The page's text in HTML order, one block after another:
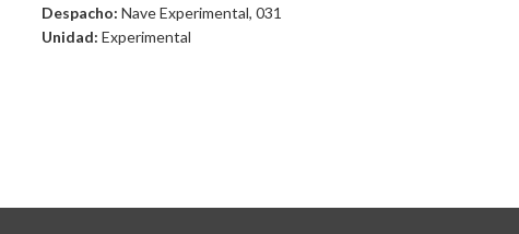
Despacho: Nave Experimental, 031
Unidad: Experimental